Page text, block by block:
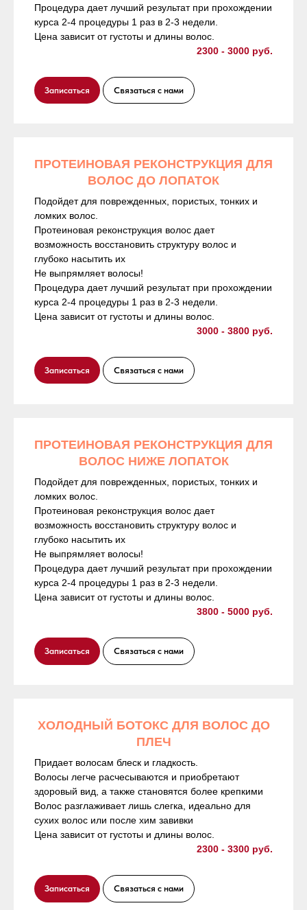
Процедура дает лучший результат при прохождении
курса 2-4 процедуры 1 раз в 2-3 недели.
Цена зависит от густоты и длины волос.
2300 - 3000 руб.
Записаться Связаться с нами
ПРОТЕИНОВАЯ РЕКОНСТРУКЦИЯ ДЛЯ
ВОЛОС ДО ЛОПАТОК
Подойдет для поврежденных, пористых, тонких и
ломких волос.
Протеиновая реконструкция волос дает
возможность восстановить структуру волос и
глубоко насытить их
Не выпрямляет волосы!
Процедура дает лучший результат при прохождении
курса 2-4 процедуры 1 раз в 2-3 недели.
Цена зависит от густоты и длины волос.
3000 - 3800 руб.
Записаться Связаться с нами
ПРОТЕИНОВАЯ РЕКОНСТРУКЦИЯ ДЛЯ
ВОЛОС НИЖЕ ЛОПАТОК
Подойдет для поврежденных, пористых, тонких и
ломких волос.
Протеиновая реконструкция волос дает
возможность восстановить структуру волос и
глубоко насытить их
Не выпрямляет волосы!
Процедура дает лучший результат при прохождении
курса 2-4 процедуры 1 раз в 2-3 недели.
Цена зависит от густоты и длины волос.
3800 - 5000 руб.
Записаться Связаться с нами
ХОЛОДНЫЙ БОТОКС ДЛЯ ВОЛОС ДО
ПЛЕЧ
Придает волосам блеск и гладкость.
Волосы легче расчесываются и приобретают
здоровый вид, а также становятся более крепкими
Волос разглаживает лишь слегка, идеально для
сухих волос или после хим завивки
Цена зависит от густоты и длины волос.
2300 - 3300 руб.
Записаться Связаться с нами